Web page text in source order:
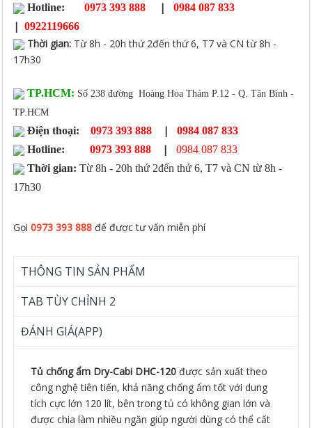
Hotline:
0973 393 888 | 0984 087 833
| 0922119666
Thời gian: Từ 8h - 20h thứ 2đến thứ 6, T7 và CN từ 8h -
17h30
TP.HCM: Số 238 đường Hoàng Hoa Thám P.12 - Q. Tân Bình -
TP.HCM
Điện thoại: 0973 393 888 |
0984 087 833
Hotline:
0973 393 888 |
0984 087 833
Thời gian: Từ 8h - 20h thứ 2đến thứ 6, T7 và CN từ 8h -
17h30
Gọi0973 393 888 để được tư vấn miễn phí
THÔNG TIN SẢN PHẨM
TAB TÙY CHỈNH 2
ĐÁNH GIÁ(APP)
Tủ chống ẩm Dry-Cabi DHC-120được sản xuất theo
công nghệ tiên tiến, khả năng chống ẩm tốt với dung
tích cực lớn 120 lít, bên trong tủ có không gian lớn và
được chia làm nhiều ngăn giúp người dùng có thể cất